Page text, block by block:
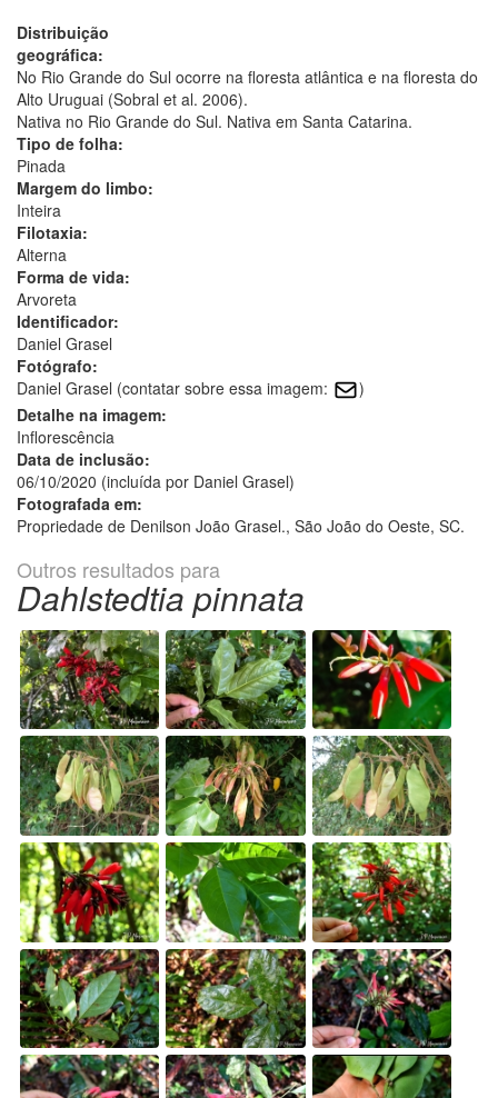
Distribuição
geográfica:
No Rio Grande do Sul ocorre na floresta atlântica e na floresta do
Alto Uruguai (Sobral et al. 2006).
Nativa no Rio Grande do Sul. Nativa em Santa Catarina.
Tipo de folha:
Pinada
Margem do limbo:
Inteira
Filotaxia:
Alterna
Forma de vida:
Arvoreta
Identificador:
Daniel Grasel
Fotógrafo:
Daniel Grasel (contatar sobre essa imagem:
)
Detalhe na imagem:
Inflorescência
Data de inclusão:
06/10/2020 (incluída por Daniel Grasel)
Fotografada em:
Propriedade de Denilson João Grasel., São João do Oeste, SC.
Outros resultados para
Dahlstedtia pinnata